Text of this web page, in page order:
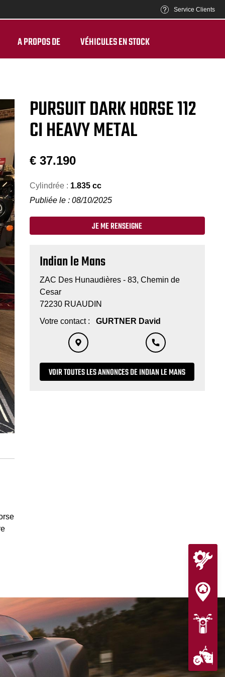
Service Clients
A PROPOS DE VÉHICULES EN STOCK
PURSUIT DARK HORSE 112
CI HEAVY METAL
€ 37.190
Cylindrée : 1.835 cc
Publiée le : 08/10/2025
JE ME RENSEIGNE
Indian le Mans
ZAC Des Hunaudières - 83, Chemin de
Cesar
​​​​​​​72230 RUAUDIN
Votre contact :
GURTNER David
VOIR TOUTES LES ANNONCES DE INDIAN LE MANS